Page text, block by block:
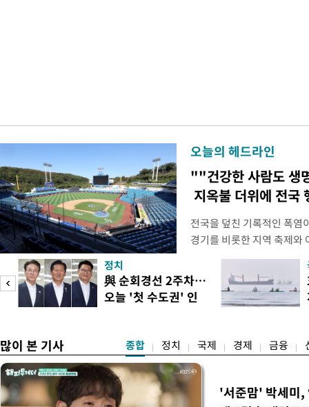
오늘의 헤드라인
""건강한 사람도 생
지옥불 더위에 전국
전국을 덮친 기록적인 폭염
경기를 비롯한 지역 축제와
되고 있다. 골프장과 테니
문을 닫거나 운영 시간을
전문가들은 최근 폭염이 단
감당하기 어려운 수준에 이
정치
與 순회경선 2주차…
오늘 '첫 수도권' 인
많이 본 기사 종합 정치 국제 경제 금융
'서준맘' 박세미,